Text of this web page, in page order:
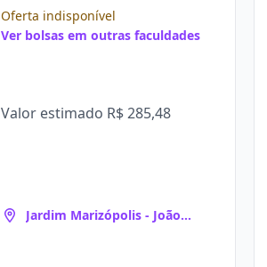
Oferta indisponível
Ver bolsas em outras faculdades
Valor estimado R$ 285,48
Jardim Marizópolis - João